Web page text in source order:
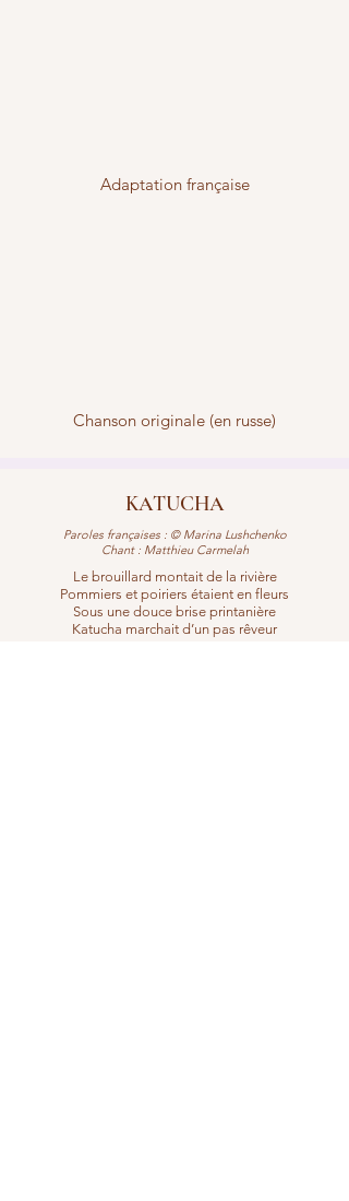
Adaptation française
Chanson originale (en russe)
KATUCHA
Paroles françaises : © Marina Lushchenko
Chant : Matthieu Carmelah
Le brouillard montait de la rivière
Pommiers et poiriers étaient en fleurs
Sous une douce brise printanière
Katucha marchait d’un pas rêveur